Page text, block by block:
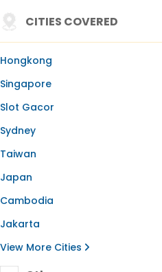
CITIES COVERED
Hongkong
Singapore
Slot Gacor
Sydney
Taiwan
Japan
Cambodia
Jakarta
View More Cities